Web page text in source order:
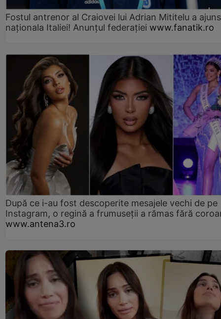
Fostul antrenor al Craiovei lui Adrian Mititelu a
naționala Italiei! Anunțul federației www.fanatik.ro
După ce i-au fost descoperite mesajele vechi de pe
Instagram, o regină a frumuseții a rămas fără
www.antena3.ro